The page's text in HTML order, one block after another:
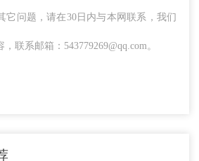
它问题，请在30日内与本网联系，我们
联系邮箱：543779269@qq.com。